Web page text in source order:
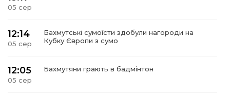
05 сер
12:14
05 сер
Бахмутські сумоїсти здобули нагороди на
Кубку Європи з сумо
12:05
05 сер
Бахмутяни грають в бадмінтон